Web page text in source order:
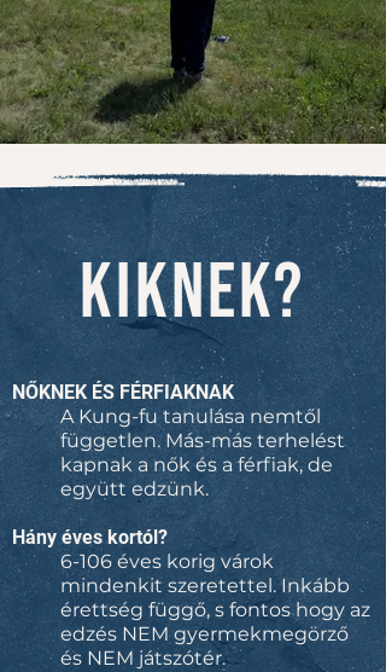
KIKNEK?
NŐKNEK ÉS FÉRFIAKNAK
A Kung-fu tanulása nemtől
független. Más-más terhelést
kapnak a nők és a férfiak, de
együtt edzünk.
Hány éves kortól?
6-106 éves korig várok
mindenkit szeretettel. Inkább
érettség függő, s fontos hogy az
edzés NEM gyermekmegörző
és NEM játszótér.